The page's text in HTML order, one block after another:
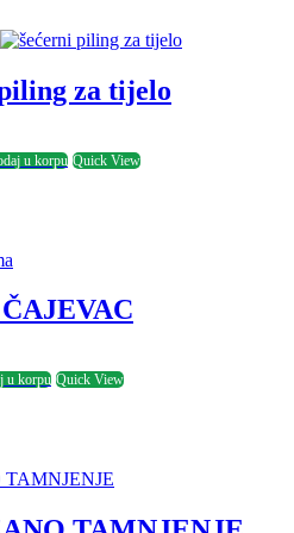
za tijelo
u korpu Quick View
u korpu Quick View